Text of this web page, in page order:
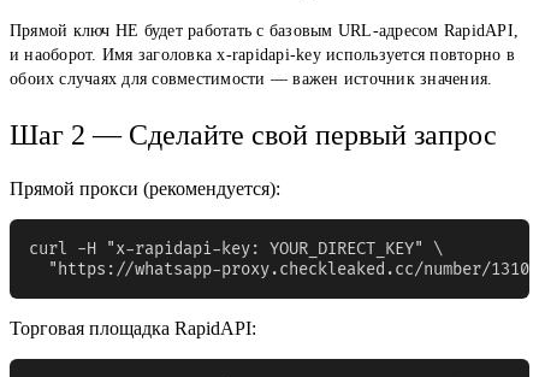
Прямой ключ НЕ будет работать с базовым URL-адресом RapidAPI,
и наоборот. Имя заголовка x-rapidapi-key используется повторно в
обоих случаях для совместимости — важен источник значения.
Шаг 2 — Сделайте свой первый запрос
Прямой прокси (рекомендуется):
curl -H "x-rapidapi-key: YOUR_DIRECT_KEY" \
"https://whatsapp-proxy.checkleaked.cc/number/
Торговая площадка RapidAPI: